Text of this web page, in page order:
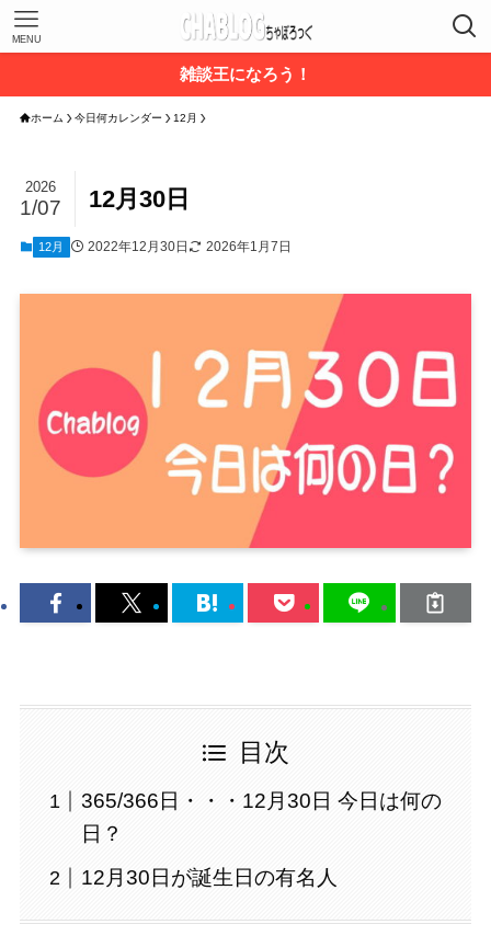
MENU
雑談王になろう！
ホーム 今日何カレンダー 12月
12月30日
2026
1/07
12月 2022年12月30日 2026年1月7日
目次
365/366日・・・12月30日 今日は何の
日？
12月30日が誕生日の有名人